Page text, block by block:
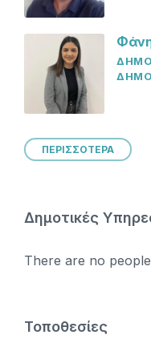
ΠΕΡΙΣΣΟΤΕΡΑ
Δημοτικές
There are no people
Τοποθεσίες